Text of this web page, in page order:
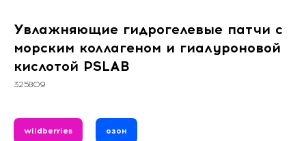
Увлажняющие гидрогелевые патчи с
морским коллагеном и гиалуроновой
кислотой PSLAB
325809
wildberries озон